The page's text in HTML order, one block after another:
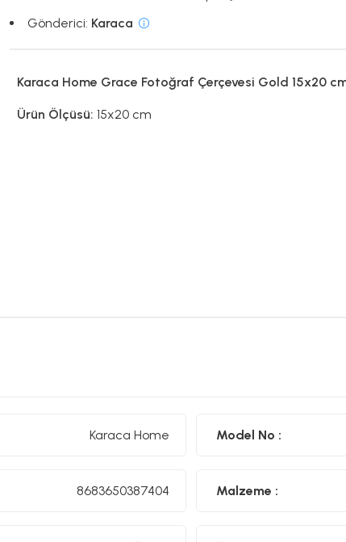
Gönderici: Karaca
Karaca Home Grace Fotoğraf Çerçevesi Gold 15x20
Ürün Ölçüsü: 15x20 cm
Karaca Home Model No :
8683650387404 Malzeme :